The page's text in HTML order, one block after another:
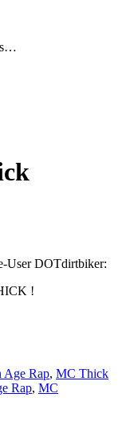
User DOTdirtbiker:
!
Age Rap, MC Thick
Rap, MC